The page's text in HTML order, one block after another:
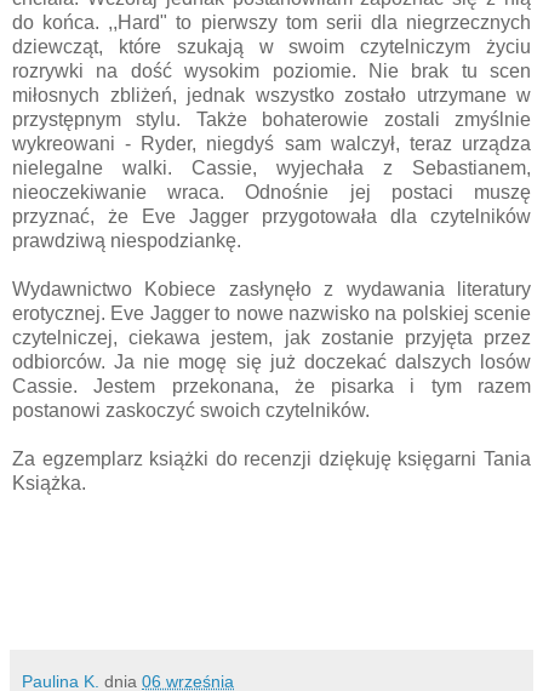
do końca. ,,Hard" to pierwszy tom serii dla niegrzecznych
dziewcząt, które szukają w swoim czytelniczym życiu
rozrywki na dość wysokim poziomie. Nie brak tu scen
miłosnych zbliżeń, jednak wszystko zostało utrzymane w
przystępnym stylu. Także bohaterowie zostali zmyślnie
wykreowani - Ryder, niegdyś sam walczył, teraz urządza
nielegalne walki. Cassie, wyjechała z Sebastianem,
nieoczekiwanie wraca. Odnośnie jej postaci muszę
przyznać, że Eve Jagger przygotowała dla czytelników
prawdziwą niespodziankę.
Wydawnictwo Kobiece zasłynęło z wydawania literatury
erotycznej. Eve Jagger to nowe nazwisko na polskiej scenie
czytelniczej, ciekawa jestem, jak zostanie przyjęta przez
odbiorców. Ja nie mogę się już doczekać dalszych losów
Cassie. Jestem przekonana, że pisarka i tym razem
postanowi zaskoczyć swoich czytelników.
Za egzemplarz książki do recenzji dziękuję księgarni Tania
Książka.
Paulina K. dnia 06 września